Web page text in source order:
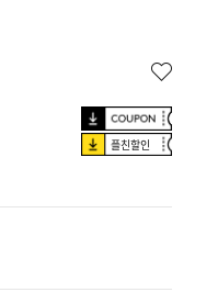
플친할인